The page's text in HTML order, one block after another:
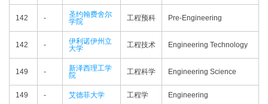
142 -
圣约翰费舍尔
学院
工程预科 Pre-Engineering
142 -
伊利诺伊州立
大学
工程技术 Engineering Technology
149 -
新泽西理工学
院
工程科学 Engineering Science
149 - 艾德菲大学 工程学 Engineering